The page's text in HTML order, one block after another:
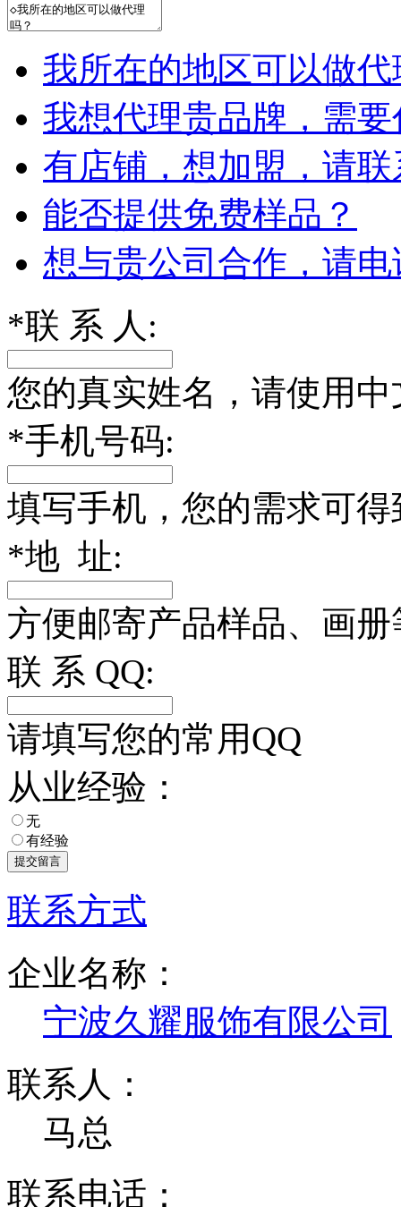
我所在的地区可以做
我想代理贵品牌，需
有店铺，想加盟，请
能否提供免费样品？
想与贵公司合作，请
*联 系 人:
您的真实姓名，请使用中
*手机号码:
填写手机，您的需求可
*地 址:
方便邮寄产品样品、画
联 系 QQ:
请填写您的常用QQ
从业经验：
无
有经验
联系方式
企业名称：
宁波久耀服饰有限公司
联系人：
马总
联系电话：